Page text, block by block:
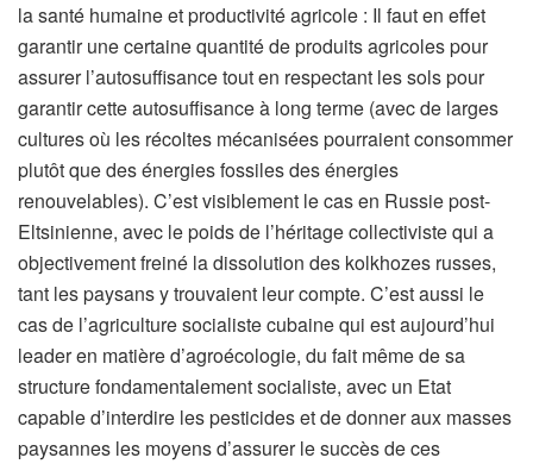
la santé humaine et productivité agricole : Il faut en effet
garantir une certaine quantité de produits agricoles pour
assurer l’autosuffisance tout en respectant les sols pour
garantir cette autosuffisance à long terme (avec de larges
cultures où les récoltes mécanisées pourraient consommer
plutôt que des énergies fossiles des énergies
renouvelables). C’est visiblement le cas en Russie post-
Eltsinienne, avec le poids de l’héritage collectiviste qui a
objectivement freiné la dissolution des kolkhozes russes,
tant les paysans y trouvaient leur compte. C’est aussi le
cas de l’agriculture socialiste cubaine qui est aujourd’hui
leader en matière d’agroécologie, du fait même de sa
structure fondamentalement socialiste, avec un Etat
capable d’interdire les pesticides et de donner aux masses
paysannes les moyens d’assurer le succès de ces